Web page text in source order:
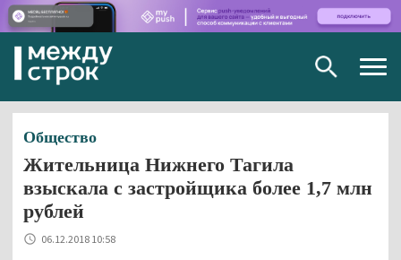
Общество
Жительница Нижнего Тагила
взыскала с застройщика более 1,7 млн
рублей
06.12.2018 10:58